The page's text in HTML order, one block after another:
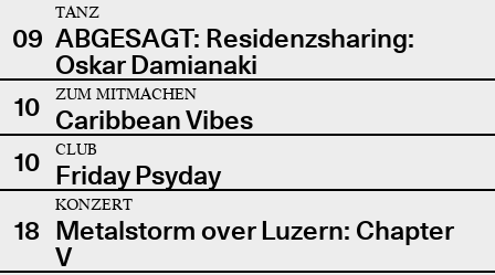
09
TANZ
ABGESAGT: Residenzsharing:
Oskar Damianaki
10
ZUM MITMACHEN
Caribbean Vibes
10
CLUB
Friday Psyday
18
KONZERT
Metalstorm over Luzern: Chapter
V